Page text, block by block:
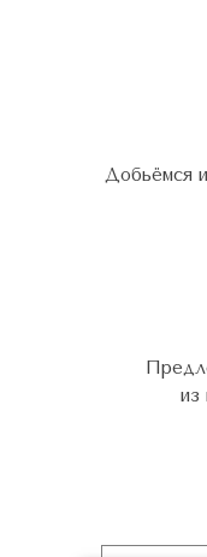
Добьёмся
из